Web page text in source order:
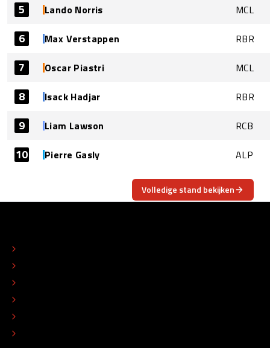
5 Lando Norris MCL
6 Max Verstappen RBR
7 Oscar Piastri MCL
8 Isack Hadjar RBR
9 Liam Lawson RCB
10 Pierre Gasly ALP
Volledige stand bekijken